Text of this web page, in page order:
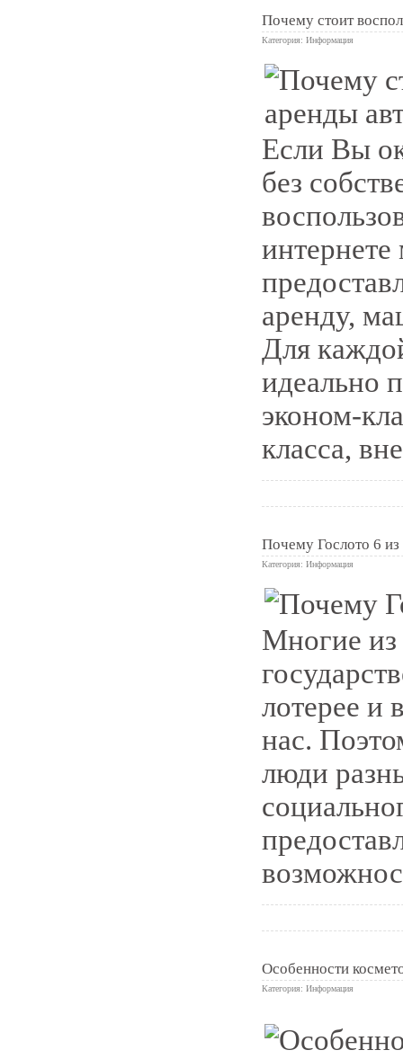
Почему стоит
Категория: Информация
Если Вы
без
аренду,
Для
идеально
эконом-
класса,
Почему Гослото 6 из
Категория: Информация
Многие из
лотерее и
нас.
люди
Особенности
Категория: Информация